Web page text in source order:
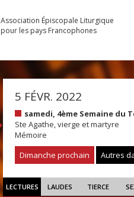
Association Épiscopale Liturgique
pour les pays Francophones
5 FÉVR. 2022
samedi, 4ème Semaine du
Ste Agathe, vierge et martyre
Mémoire
Dimanche prochain
Autres
LECTURES LAUDES TIERCE